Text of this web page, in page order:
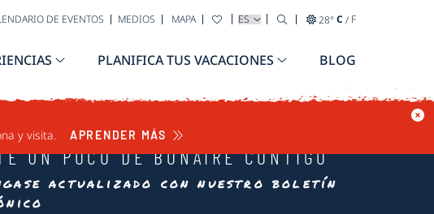
DE EVENTOS MEDIOS MAPA SELECCIONA TU IDIOMA
28°C / F
PLANIFICA TUS VACACIONES BLOG
y visita. APRENDER MÁS
UN POCO DE BONAIRE CONTIGO
actualizado con nuestro boletín